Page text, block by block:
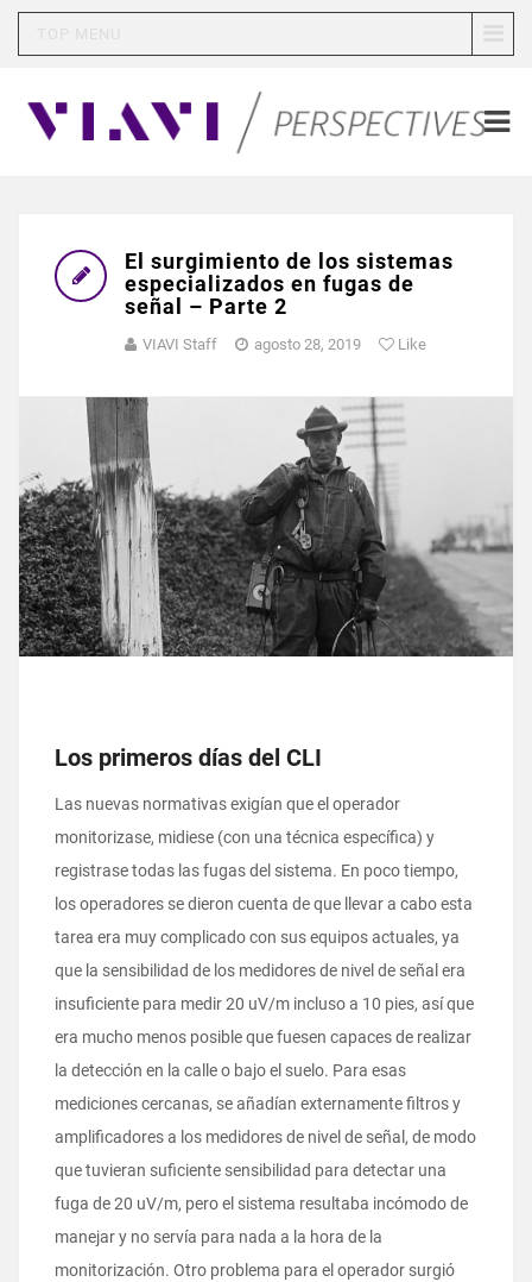
El surgimiento de los sistemas
especializados en fugas de
señal – Parte 2
VIAVI Staff agosto 28, 2019 Like
Los primeros días del CLI
Las nuevas normativas exigían que el operador
monitorizase, midiese (con una técnica específica) y
registrase todas las fugas del sistema. En poco tiempo,
los operadores se dieron cuenta de que llevar a cabo esta
tarea era muy complicado con sus equipos actuales, ya
que la sensibilidad de los medidores de nivel de señal era
insuficiente para medir 20 uV/m incluso a 10 pies, así que
era mucho menos posible que fuesen capaces de realizar
la detección en la calle o bajo el suelo. Para esas
mediciones cercanas, se añadían externamente filtros y
amplificadores a los medidores de nivel de señal, de modo
que tuvieran suficiente sensibilidad para detectar una
fuga de 20 uV/m, pero el sistema resultaba incómodo de
manejar y no servía para nada a la hora de la
monitorización. Otro problema para el operador surgió